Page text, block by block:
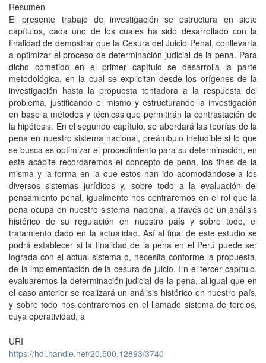
Resumen
El presente trabajo de investigación se estructura en siete
capítulos, cada uno de los cuales ha sido desarrollado con la
finalidad de demostrar que la Cesura del Juicio Penal, conllevaría
a optimizar el proceso de determinación judicial de la pena. Para
dicho cometido en el primer capítulo se desarrolla la parte
metodológica, en la cual se explicitan desde los orígenes de la
investigación hasta la propuesta tentadora a la respuesta del
problema, justificando el mismo y estructurando la investigación
en base a métodos y técnicas que permitirán la contrastación de
la hipótesis. En el segundo capítulo, se abordará las teorías de la
pena en nuestro sistema nacional, preámbulo ineludible si lo que
se busca es optimizar el procedimiento para su determinación, en
este acápite recordaremos el concepto de pena, los fines de la
misma y la forma en la que estos han ido acomodándose a los
diversos sistemas jurídicos y, sobre todo a la evaluación del
pensamiento penal, igualmente nos centraremos en el rol que la
pena ocupa en nuestro sistema nacional, a través de un análisis
histórico de su regulación en nuestro país y sobre todo, el
tratamiento dado en la actualidad. Así al final de este estudio se
podrá establecer si la finalidad de la pena en el Perú puede ser
lograda con el actual sistema o, necesita conforme la propuesta,
de la implementación de la cesura de juicio. En el tercer capítulo,
evaluaremos la determinación judicial de la pena, al igual que en
el caso anterior se realizará un análisis histórico en nuestro país,
y sobre todo nos centraremos en el llamado sistema de tercios,
cuya operatividad, a
URI
https://hdl.handle.net/20.500.12893/3740